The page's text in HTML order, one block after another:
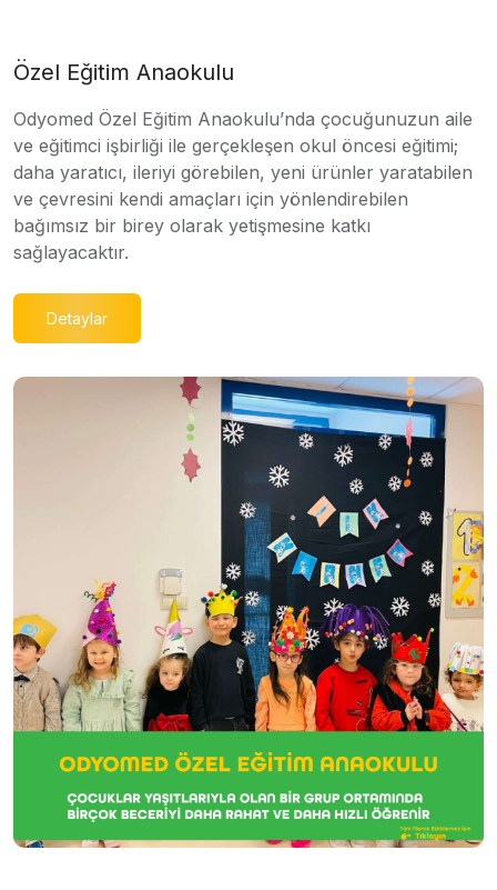
Özel Eğitim Anaokulu
Odyomed Özel Eğitim Anaokulu’nda çocuğunuzun aile
ve eğitimci işbirliği ile gerçekleşen okul öncesi eğitimi;
daha yaratıcı, ileriyi görebilen, yeni ürünler yaratabilen
ve çevresini kendi amaçları için yönlendirebilen
bağımsız bir birey olarak yetişmesine katkı
sağlayacaktır.
Detaylar